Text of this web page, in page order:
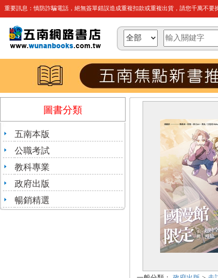
重要訊息：慎防詐騙電話，絕無簽單錯誤造成重複扣款或重複出貨，請您千萬不要
圖書分類
五南本版
公職考試
教科專業
政府出版
暢銷精選